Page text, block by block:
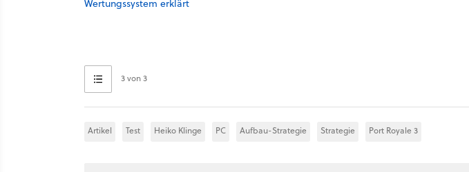
Wertungssystem erklärt
3 von 3
Artikel Test Heiko Klinge PC Aufbau-Strategie Strategie Port Royale 3